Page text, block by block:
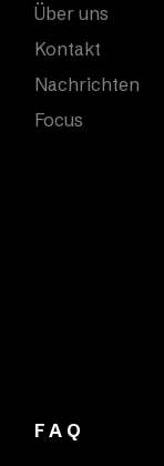
Über uns
Kontakt
Nachrichten
Focus
FAQ